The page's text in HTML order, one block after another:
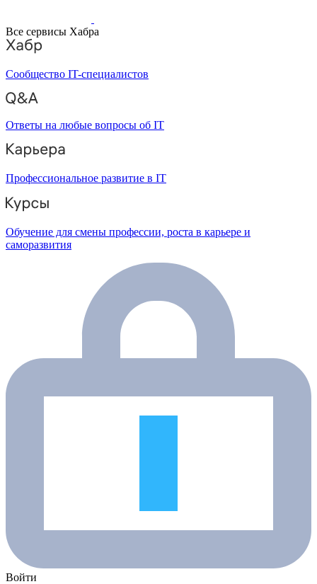
Все сервисы Хабра
Сообщество IT-специалистов
Ответы на любые вопросы об IT
Профессиональное развитие в IT
Обучение для смены профессии, роста в карьере и
саморазвития
Войти